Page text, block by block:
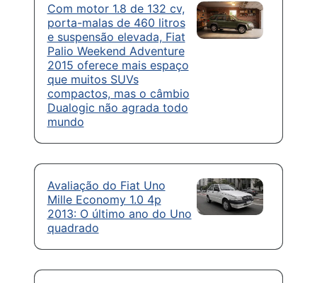
Com motor 1.8 de 132 cv,
porta-malas de 460 litros
e suspensão elevada, Fiat
Palio Weekend Adventure
2015 oferece mais espaço
que muitos SUVs
compactos, mas o câmbio
Dualogic não agrada todo
mundo
Avaliação do Fiat Uno
Mille Economy 1.0 4p
2013: O último ano do Uno
quadrado